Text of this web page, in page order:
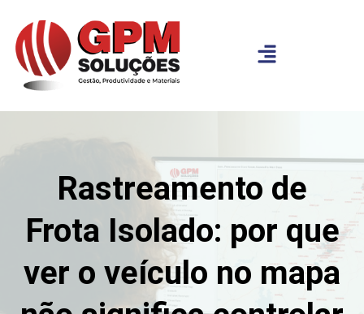
Rastreamento de
Frota Isolado: por que
ver o veículo no mapa